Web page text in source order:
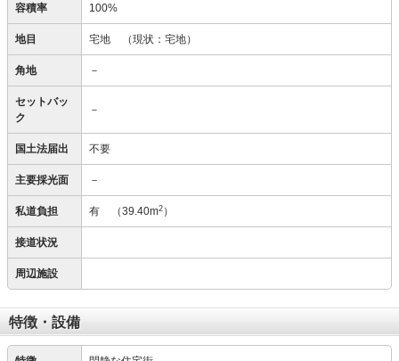
容積率 100%
地目 宅地 （現状：宅地）
角地 －
セットバッ
ク
－
国土法届出 不要
主要採光面 －
私道負担 有 （39.40m2 ）
接道状況
周辺施設
特徴・設備